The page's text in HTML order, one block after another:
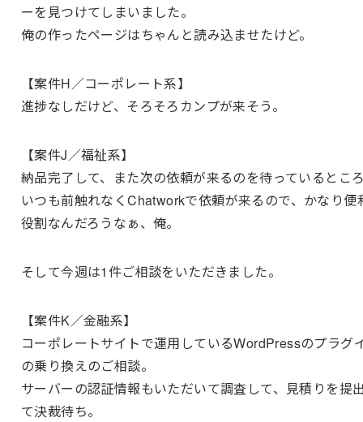
ーを見つけてしまいました。
俺の作ったページはちゃんと読み込ませたけど。
【案件H／コーポレート系】
進捗なしだけど、そろそろカンプが来そう。
【案件J／福祉系】
納品完了して、また次の依頼が来るのを待っているとこ
いつも前触れなくChatworkで依頼が来るので、かなり便
役割なんだろうなぁ、俺。
そして今週は1件ご相談をいただきました。
【案件K／金融系】
コーポレートサイトで運用しているWordPressのプラグ
の乗り換えのご相談。
サーバーの認証情報もいただいて調査して、見積りを提
て決裁待ち。